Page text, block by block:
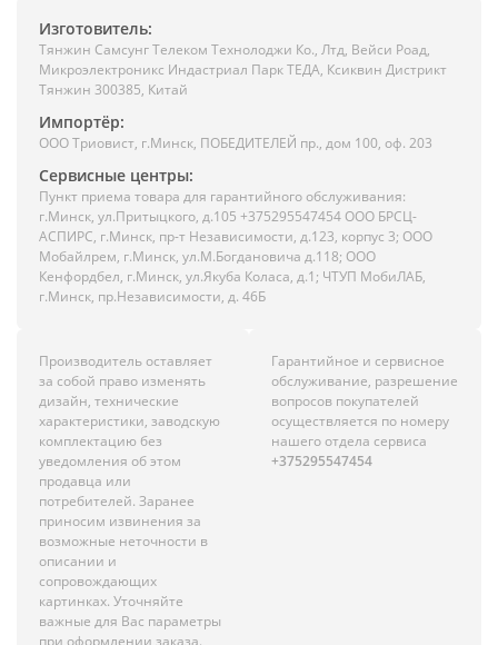
Изготовитель:
Тянжин Самсунг Телеком Технолоджи Ко., Лтд, Вейси Роад,
Микроэлектроникс Индастриал Парк ТЕДА, Ксиквин Дистрикт
Тянжин 300385, Китай
Импортёр:
ООО Триовист, г.Минск, ПОБЕДИТЕЛЕЙ пр., дом 100, оф. 203
Сервисные центры:
Пункт приема товара для гарантийного обслуживания:
г.Минск, ул.Притыцкого, д.105 +375295547454 ООО БРСЦ-
АСПИРС, г.Минск, пр-т Независимости, д.123, корпус 3; ООО
Мобайлрем, г.Минск, ул.М.Богдановича д.118; ООО
Кенфордбел, г.Минск, ул.Якуба Коласа, д.1; ЧТУП МобиЛАБ,
г.Минск, пр.Независимости, д. 46Б
Производитель оставляет
за собой право изменять
дизайн, технические
характеристики, заводскую
комплектацию без
уведомления об этом
продавца или
потребителей. Заранее
приносим извинения за
возможные неточности в
описании и
сопровождающих
картинках. Уточняйте
важные для Вас параметры
Гарантийное и сервисное
обслуживание, разрешение
вопросов покупателей
осуществляется по номеру
нашего отдела сервиса
+375295547454